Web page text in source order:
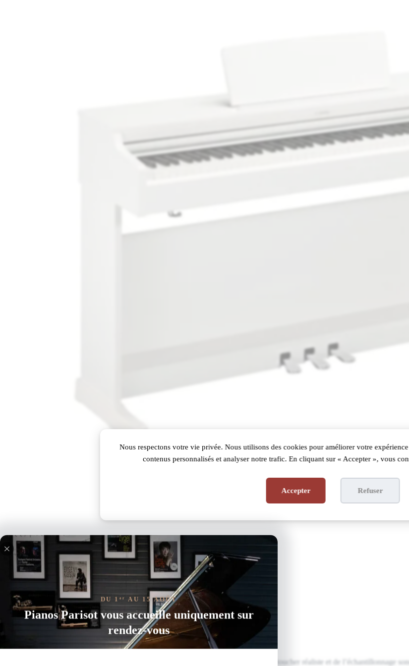
Nous respectons votre vie privée. Nous utilisons des cookies pour améliorer votre
contenus personnalisés et analyser notre trafic. En cliquant sur « Accepter », vous
Accepter Refuser
DU 1 er AU 15 AOÛT
Pianos Parisot vous accueille uniquement sur
rendez-vous
ARIUS YDP-165WH Blanc Mat
NYDP165WH
Le Yamaha YDP-165 Blanc est un piano numérique, doté du clavier GH3 au toucher réaliste et de l’échantillonnage